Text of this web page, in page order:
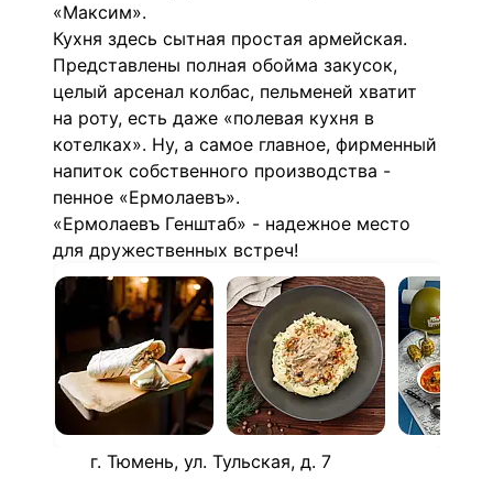
«Максим».
Кухня здесь сытная простая армейская.
Представлены полная обойма закусок,
целый арсенал колбас, пельменей хватит
на роту, есть даже «полевая кухня в
котелках». Ну, а самое главное, фирменный
напиток собственного производства -
пенное «Ермолаевъ».
«Ермолаевъ Генштаб» - надежное место
для дружественных встреч!
г. Тюмень, ул. Тульская, д. 7